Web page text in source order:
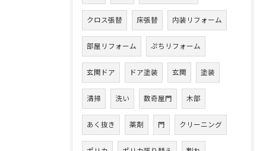
クロス張替 床張替 内装リフォーム
部屋リフォーム ぷちリフォーム
玄関ドア ドア塗装 玄関 塗装
清掃 洗い 数奇屋門 木部
あく抜き 薬剤 門 クリーニング